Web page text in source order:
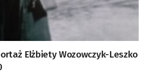
Elżbiety Wozowczyk-Leszko